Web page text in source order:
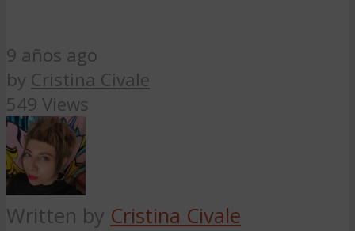
9 años ago
by Cristina Civale
549 Views
Written by Cristina Civale